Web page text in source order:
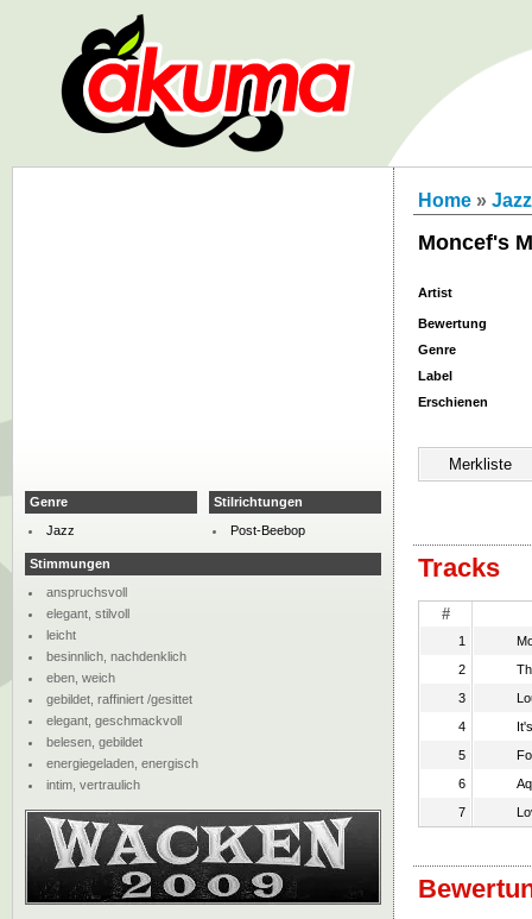
Home » Jazz
Moncef's
Artist
Bewertung
Genre
Label
Erschienen
Tracks
#
1
2
3
4
5
6
7
Genre
Jazz
Stilrichtungen
Post-Beebop
Stimmungen
anspruchsvoll
elegant, stilvoll
leicht
besinnlich, nachdenklich
eben, weich
gebildet, raffiniert /gesittet
elegant, geschmackvoll
belesen, gebildet
energiegeladen, energisch
intim, vertraulich